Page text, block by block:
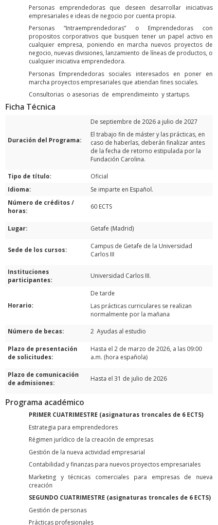
Personas emprendedoras que deseen desarrollar iniciativas
empresariales e ideas de negocio por cuenta propia.
Personas “Intraemprendedoras” o Emprendedoras con
propositos corporativos que busquen tener un papel activo en
cualquier empresa, poniendo en marcha nuevos proyectos de
negocio, nuevas divisiones, lanzamiento de líneas de productos, o
cualquier iniciativa emprendedora.
Personas Emprendedoras sociales interesados en poner en
marcha proyectos empresariales que atiendan fines sociales.
Consultorias o asesorias de emprendimeinto y startups.
Ficha Técnica
Duración del Programa:
De septiembre de 2026 a julio de 2027
El trabajo fin de máster y las prácticas, en
caso de haberlas, deberán finalizar antes
de la fecha de retorno estipulada por la
Fundación Carolina.
Tipo de título:
Oficial
Idioma:
Se imparte en Español.
Número de créditos /
horas:
60 ECTS
Lugar: Getafe (Madrid)
Sede de los cursos:
Campus de Getafe de la Universidad
Carlos III
Instituciones
participantes:
Universidad Carlos III.
Horario:
De tarde
Las prácticas curriculares se realizan
normalmente por la mañana
Número de becas: 2 Ayudas al estudio
Plazo de presentación
de solicitudes:
Hasta el 2 de marzo de 2026, a las 09:00
a.m. (hora española)
Plazo de comunicación
de admisiones:
Hasta el 31 de julio de 2026
Programa académico
PRIMER CUATRIMESTRE (asignaturas troncales de 6 ECTS)
Estrategia para emprendedores
Régimen jurídico de la creación de empresas
Gestión de la nueva actividad empresarial
Contabilidad y finanzas para nuevos proyectos empresariales
Marketing y técnicas comerciales para empresas de nueva
creación
SEGUNDO CUATRIMESTRE (asignaturas troncales de 6 ECTS)
Gestión de personas
Prácticas profesionales